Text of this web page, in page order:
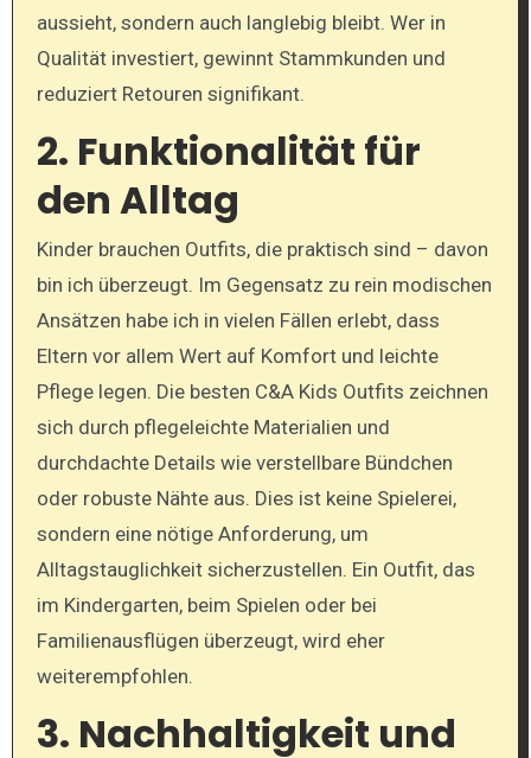
aussieht, sondern auch langlebig bleibt. Wer in
Qualität investiert, gewinnt Stammkunden und
reduziert Retouren signifikant.
2. Funktionalität für
den Alltag
Kinder brauchen Outfits, die praktisch sind – davon
bin ich überzeugt. Im Gegensatz zu rein modischen
Ansätzen habe ich in vielen Fällen erlebt, dass
Eltern vor allem Wert auf Komfort und leichte
Pflege legen. Die besten C&A Kids Outfits zeichnen
sich durch pflegeleichte Materialien und
durchdachte Details wie verstellbare Bündchen
oder robuste Nähte aus. Dies ist keine Spielerei,
sondern eine nötige Anforderung, um
Alltagstauglichkeit sicherzustellen. Ein Outfit, das
im Kindergarten, beim Spielen oder bei
Familienausflügen überzeugt, wird eher
weiterempfohlen.
3. Nachhaltigkeit und